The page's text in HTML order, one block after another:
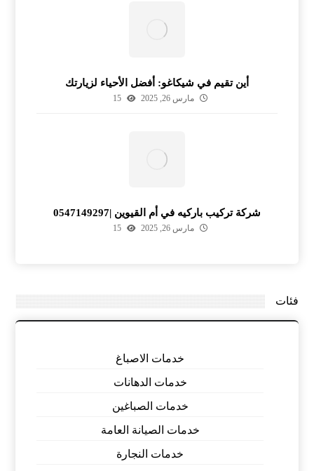
أين تقيم في شيكاغو: أفضل الأحياء لزيارتك
مارس 26, 2025 15
شركة تركيب باركيه في أم القيوين |0547149297
مارس 26, 2025 15
فئات
خدمات الاصباغ
خدمات الدهانات
خدمات الصباغين
خدمات الصيانة العامة
خدمات النجارة